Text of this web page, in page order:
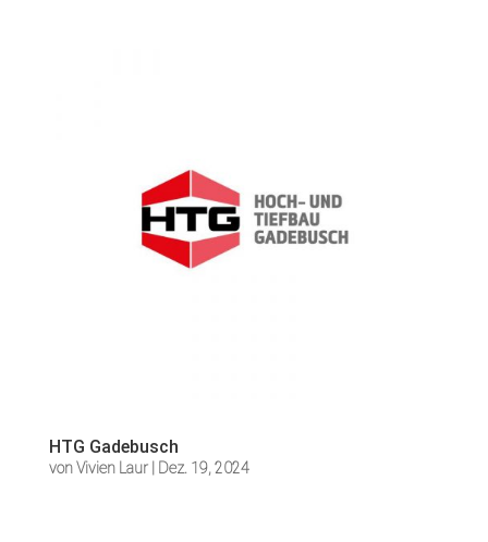
HTG Gadebusch
vonVivien Laur| Dez. 19, 2024